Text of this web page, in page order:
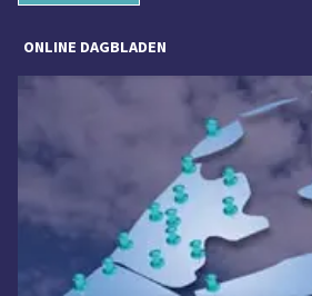
ONLINE DAGBLADEN